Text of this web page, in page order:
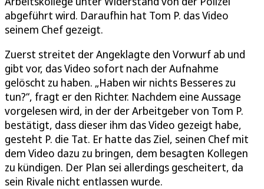
abgeführt wird. Daraufhin hat Tom P. das Video
seinem Chef gezeigt.
Zuerst streitet der Angeklagte den Vorwurf ab und
gibt vor, das Video sofort nach der Aufnahme
gelöscht zu haben. „Haben wir nichts Besseres zu
tun?“, fragt er den Richter. Nachdem eine Aussage
vorgelesen wird, in der der Arbeitgeber von Tom P.
bestätigt, dass dieser ihm das Video gezeigt habe,
gesteht P. die Tat. Er hatte das Ziel, seinen Chef mit
dem Video dazu zu bringen, dem besagten Kollegen
zu kündigen. Der Plan sei allerdings gescheitert, da
sein Rivale nicht entlassen wurde.